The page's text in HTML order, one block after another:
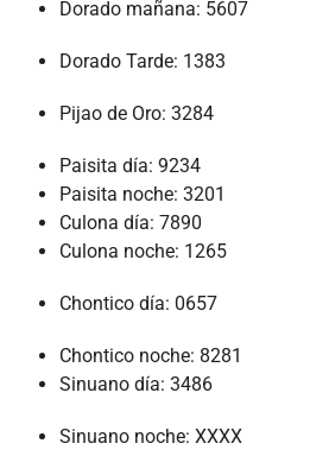
Dorado mañana: 5607
Dorado Tarde: 1383
Pijao de Oro: 3284
Paisita día: 9234
Paisita noche: 3201
Culona día: 7890
Culona noche: 1265
Chontico día: 0657
Chontico noche: 8281
Sinuano día: 3486
Sinuano noche: XXXX